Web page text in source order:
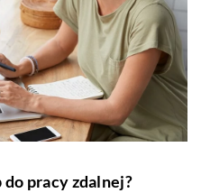
pracy zdalnej?